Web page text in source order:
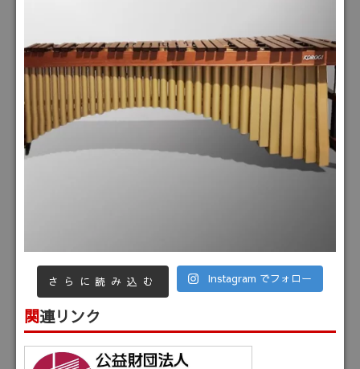
さらに読み込む Instagram でフォロー
関連リンク